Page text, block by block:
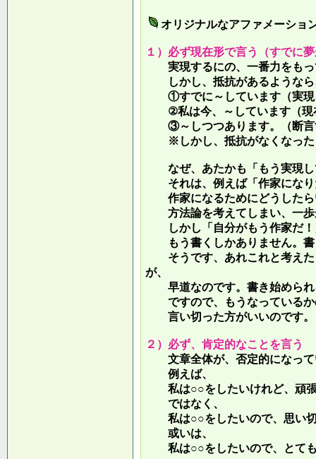
オリジナルなアファメーショ
１）必ず現在形で言う（すでに
実現するにの、一番力をもっ
しかし、抵抗があるような
①すでに～しています（実現
②私は今、～しています（現
③～しつつあります。（断言
※しかし、抵抗がなくなった
なぜ、あたかも「もう実現し
それは、例えば「作家になり
作家になるためにどうしたら
方法論を考えてしまい、一歩
しかし「自分がもう作家だ！
もう書くしかありません。書
そうです、あれこれと考えた
が、
早道なのです。書き始められ
ですので、もうなっているか
言い切った方がいいのです。
２）必ず、肯定的なことを言う
文章全体が、否定的になっ
例えば、
私は○○をしたいけれど、頑張
ではなく、
私は○○をしたいので、思い切
或いは、
私は○○をしたいので、とても